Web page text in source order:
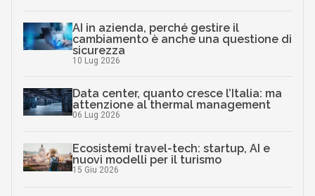
AI in azienda, perché gestire il
cambiamento è anche una questione di
sicurezza
10 Lug 2026
Data center, quanto cresce l’Italia: ma
attenzione al thermal management
06 Lug 2026
Ecosistemi travel-tech: startup, AI e
nuovi modelli per il turismo
15 Giu 2026